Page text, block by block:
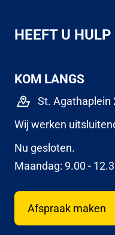
HEEFT U HULP
KOM LANGS
St. Agathaplein
Wij werken
Nu gesloten.
Maandag: 9.00 -
Afspraak maken